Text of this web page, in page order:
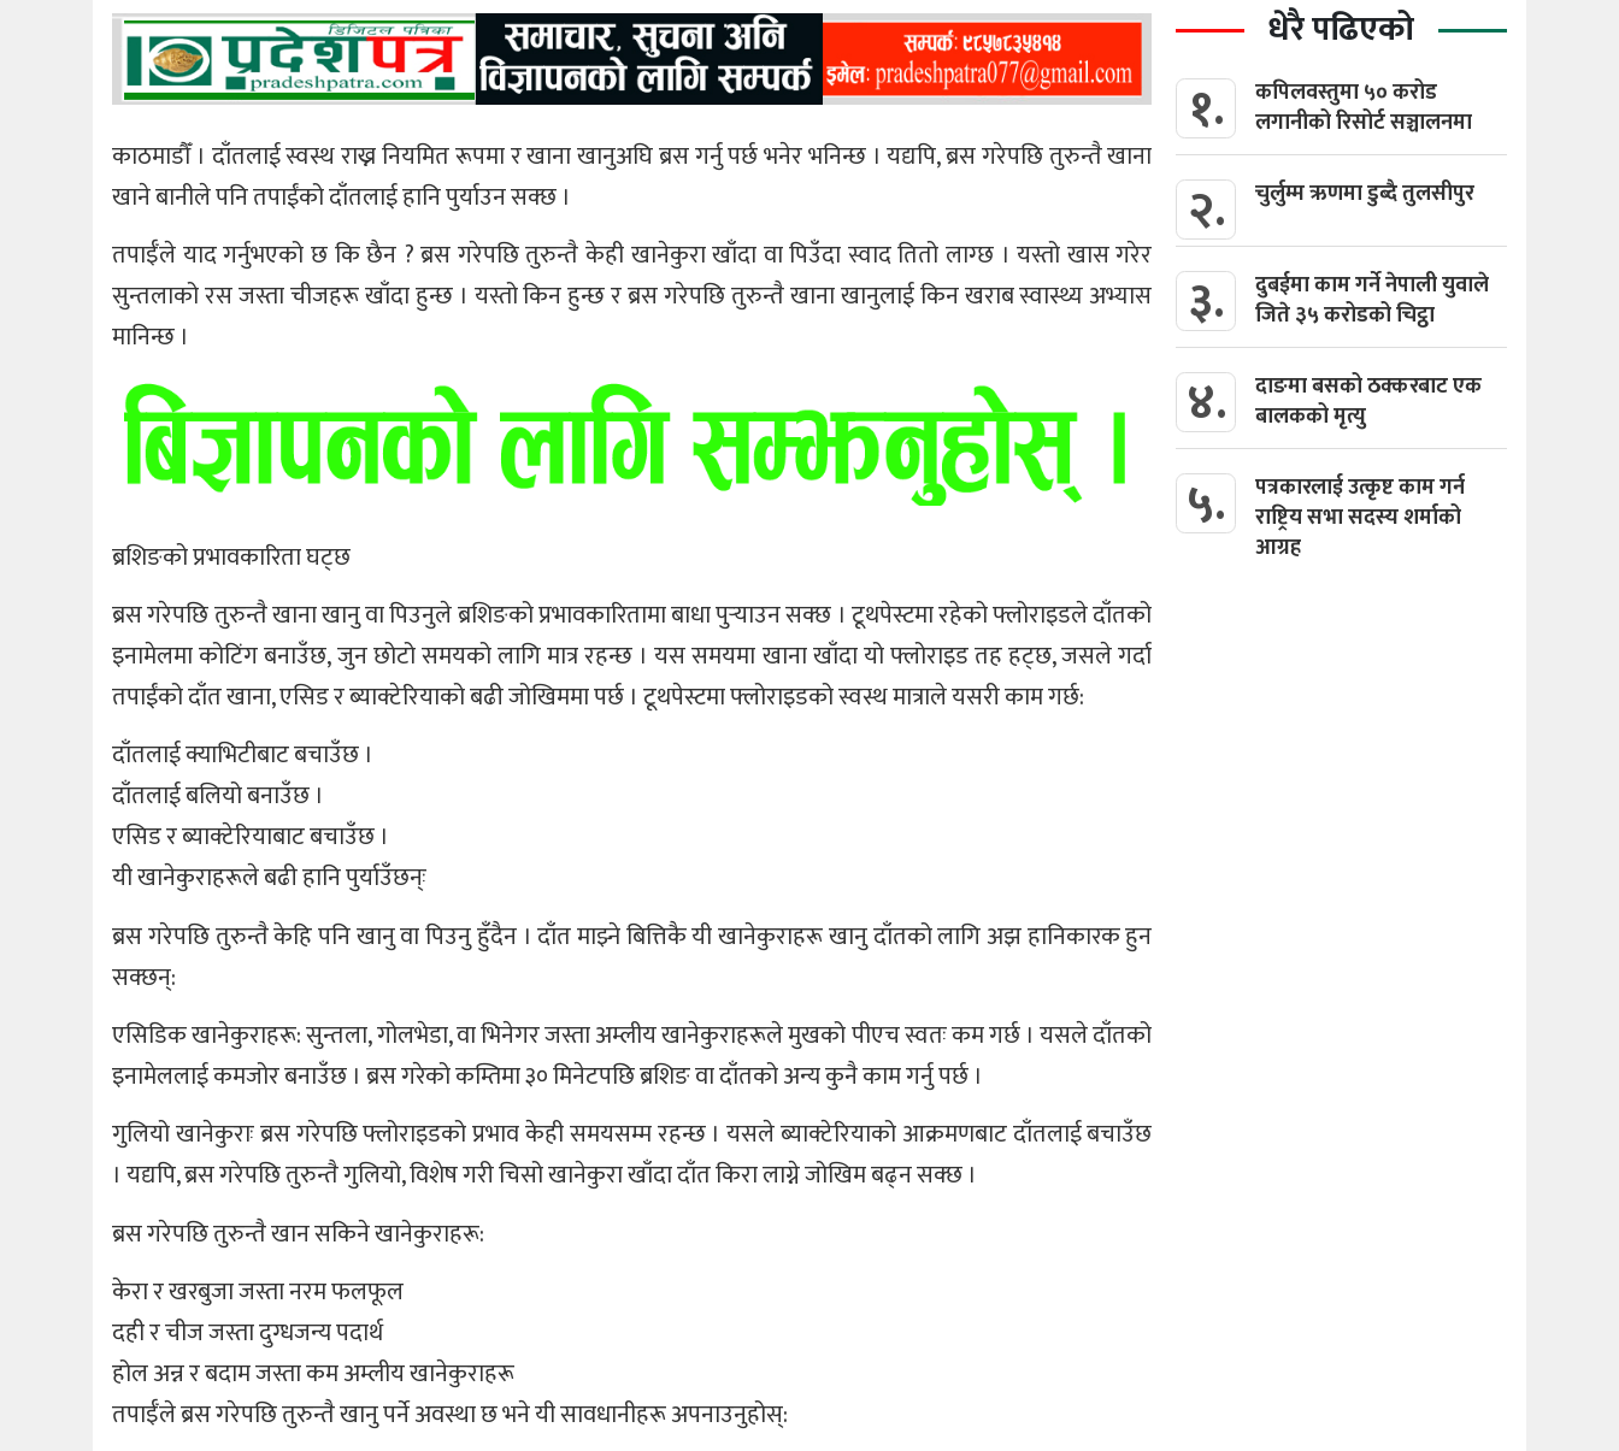
काठमाडौँ । दाँतलाई स्वस्थ राख्न नियमित रूपमा र खाना खानुअघि ब्रस गर्नु पर्छ भनेर भनिन्छ । यद्यपि, ब्रस गरेपछि तुरुन्तै खाना
खाने बानीले पनि तपाईंको दाँतलाई हानि पुर्याउन सक्छ ।
तपाईँले याद गर्नुभएको छ कि छैन ? ब्रस गरेपछि तुरुन्तै केही खानेकुरा खाँदा वा पिउँदा स्वाद तितो लाग्छ । यस्तो खास गरेर
सुन्तलाको रस जस्ता चीजहरू खाँदा हुन्छ । यस्तो किन हुन्छ र ब्रस गरेपछि तुरुन्तै खाना खानुलाई किन खराब स्वास्थ्य अभ्यास
मानिन्छ ।
ब्रशिङको प्रभावकारिता घट्छ
ब्रस गरेपछि तुरुन्तै खाना खानु वा पिउनुले ब्रशिङको प्रभावकारितामा बाधा पुर्‍याउन सक्छ । टूथपेस्टमा रहेको फ्लोराइडले दाँतको
इनामेलमा कोटिंग बनाउँछ, जुन छोटो समयको लागि मात्र रहन्छ । यस समयमा खाना खाँदा यो फ्लोराइड तह हट्छ, जसले गर्दा
तपाईंको दाँत खाना, एसिड र ब्याक्टेरियाको बढी जोखिममा पर्छ । टूथपेस्टमा फ्लोराइडको स्वस्थ मात्राले यसरी काम गर्छ:
दाँतलाई क्याभिटीबाट बचाउँछ ।
दाँतलाई बलियो बनाउँछ ।
एसिड र ब्याक्टेरियाबाट बचाउँछ ।
यी खानेकुराहरूले बढी हानि पु‍र्याउँछन्ः
ब्रस गरेपछि तुरुन्तै केहि पनि खानु वा पिउनु हुँदैन । दाँत माझ्ने बित्तिकै यी खानेकुराहरू खानु दाँतको लागि अझ हानिकारक हुन
सक्छन्:
एसिडिक खानेकुराहरू: सुन्तला, गोलभेडा, वा भिनेगर जस्ता अम्लीय खानेकुराहरूले मुखको पीएच स्वतः कम गर्छ । यसले दाँतको
इनामेललाई कमजोर बनाउँछ । ब्रस गरेको कम्तिमा ३० मिनेटपछि ब्रशिङ वा दाँतको अन्य कुनै काम गर्नु पर्छ ।
गुलियो खानेकुराः ब्रस गरेपछि फ्लोराइडको प्रभाव केही समयसम्म रहन्छ । यसले ब्याक्टेरियाको आक्रमणबाट दाँतलाई बचाउँछ
। यद्यपि, ब्रस गरेपछि तुरुन्तै गुलियो, विशेष गरी चिसो खानेकुरा खाँदा दाँत किरा लाग्ने जोखिम बढ्न सक्छ ।
ब्रस गरेपछि तुरुन्तै खान सकिने खानेकुराहरू:
केरा र खरबुजा जस्ता नरम फलफूल
दही र चीज जस्ता दुग्धजन्य पदार्थ
होल अन्न र बदाम जस्ता कम अम्लीय खानेकुराहरू
तपाईँले ब्रस गरेपछि तुरुन्तै खानु पर्ने अवस्था छ भने यी सावधानीहरू अपनाउनुहोस्:
धेरै पढिएको
१.
कपिलवस्तुमा ५० करोड
लगानीको रिसोर्ट सञ्चालनमा
२. चुर्लुम्म ऋणमा डुब्दै तुलसीपुर
३.
दुबईमा काम गर्ने नेपाली युवाले
जिते ३५ करोडको चिट्ठा
४.
दाङमा बसको ठक्करबाट एक
बालकको मृत्यु
५.
पत्रकारलाई उत्कृष्ट काम गर्न
राष्ट्रिय सभा सदस्य शर्माको
आग्रह